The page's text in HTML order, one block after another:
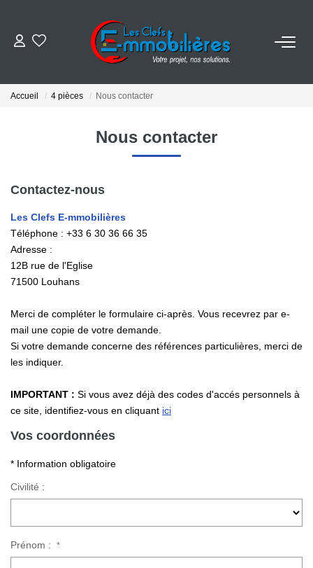
VENDRE
NOS AGENCES
Nos Actualités
Accueil 4 pièces Nous contacter
Nous contacter
Contactez-nous
Les Clefs E-mmobilières
Téléphone : +33 6 30 36 66 35
Adresse :
12B rue de l'Eglise
71500 Louhans
Merci de compléter le formulaire ci-après. Vous recevrez par e-
mail une copie de votre demande.
Si votre demande concerne des références particulières, merci de
les indiquer.
IMPORTANT : Si vous avez déjà des codes d'accés personnels à
ce site, identifiez-vous en cliquant ici
Vos coordonnées
* Information obligatoire
Civilité :
Prénom : *